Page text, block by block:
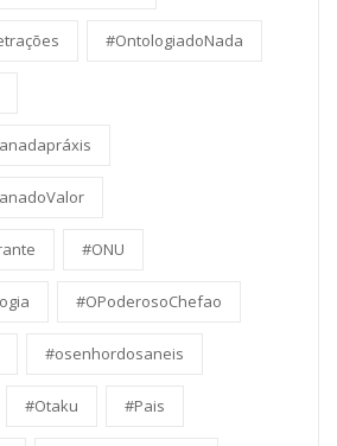
#OntologiadoNada
#ONU
#OPoderosoChefao
#osenhordosaneis
#Otaku #Pais